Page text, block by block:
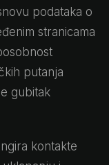
podataka o
stranicama
putanja
gubitak
kontakte